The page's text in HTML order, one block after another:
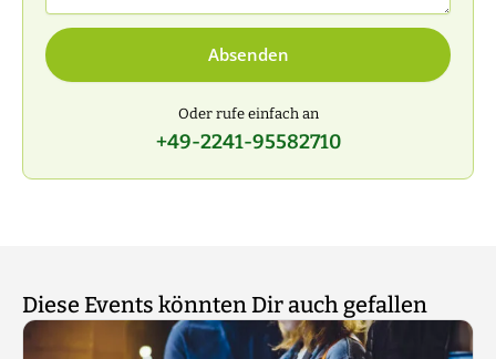
Absenden
Oder rufe einfach an
+49-2241-95582710
Diese Events könnten Dir auch gefallen